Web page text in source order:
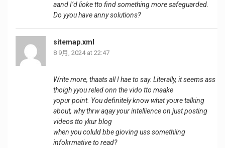
aand I’d lioke tto find something more safeguarded.
Do yyou have anny solutions?
sitemap.xml
8 9月, 2024 at 22:47
Write more, thaats all I hae to say. Literally, it seems ass
thoigh yyou reled onn the vido tto maake
yopur point. You definitely know what youre talking
about, why thrw aqay your intellience on just posting
videos tto ykur blog
when you coluld bbe gioving uss somethiing
infokrmative to read?